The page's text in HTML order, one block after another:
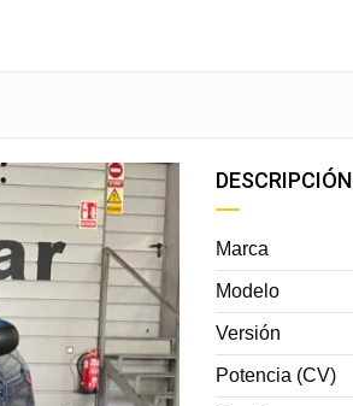
DESCRIPCIÓN
Marca
Modelo
Versión
Potencia (CV)